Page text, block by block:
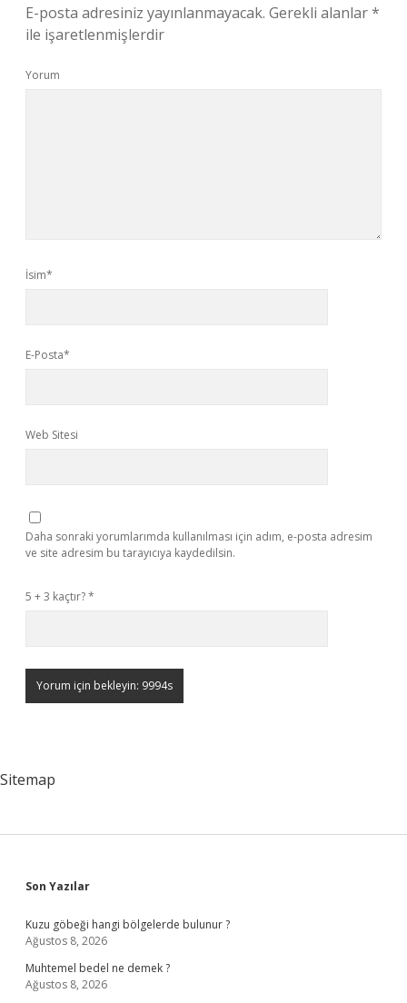
E-posta adresiniz yayınlanmayacak. Gerekli alanlar*
ile işaretlenmişlerdir
Yorum
İsim*
E-Posta*
Web Sitesi
Daha sonraki yorumlarımda kullanılması için adım, e-posta adresim
ve site adresim bu tarayıcıya kaydedilsin.
5 + 3 kaçtır?*
Sitemap
Sidebar
Son Yazılar
Kuzu göbeği hangi bölgelerde bulunur ?
Ağustos 8, 2026
Muhtemel bedel ne demek ?
Ağustos 8, 2026